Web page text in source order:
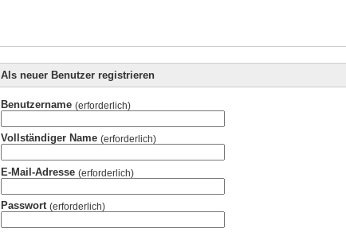
Als neuer Benutzer registrieren
Benutzername (erforderlich)
Vollständiger Name (erforderlich)
E-Mail-Adresse (erforderlich)
Passwort (erforderlich)